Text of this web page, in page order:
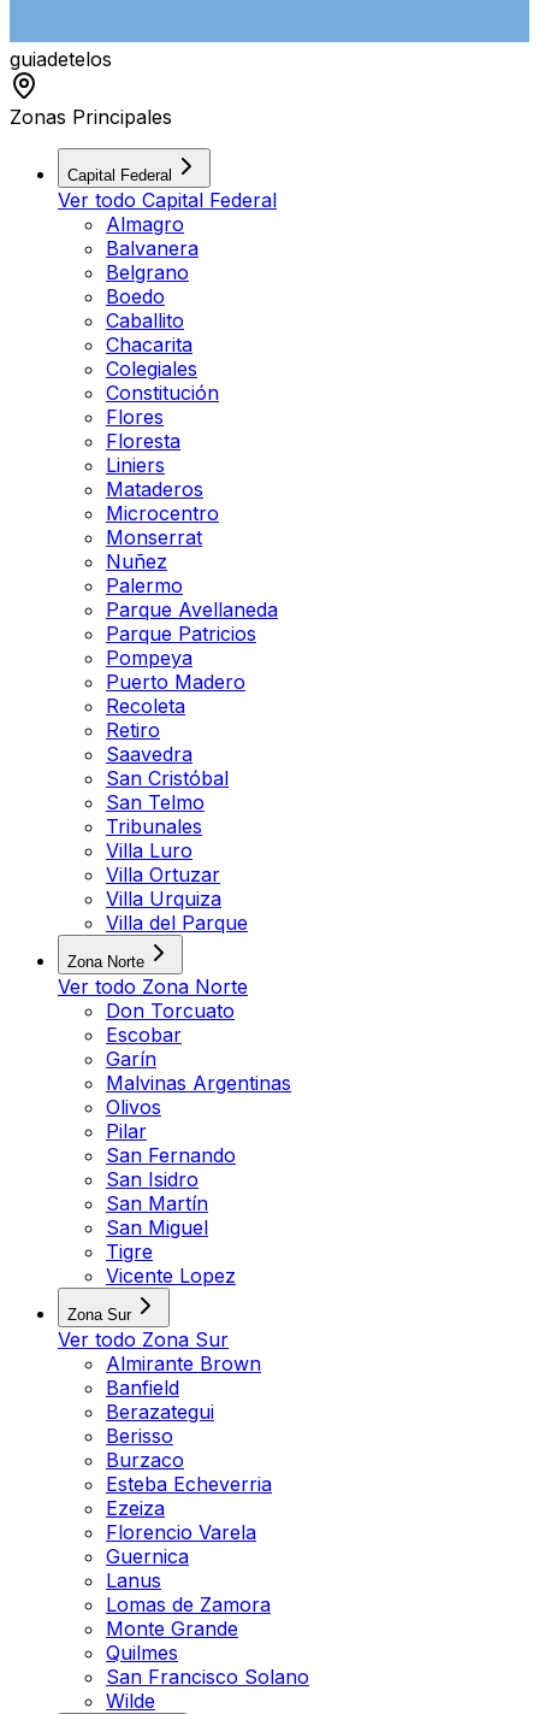
guiadetelos
Zonas Principales
Capital Federal
Ver todo Capital Federal
Almagro
Balvanera
Belgrano
Boedo
Caballito
Chacarita
Colegiales
Constitución
Flores
Floresta
Liniers
Mataderos
Microcentro
Monserrat
Nuñez
Palermo
Parque Avellaneda
Parque Patricios
Pompeya
Puerto Madero
Recoleta
Retiro
Saavedra
San Cristóbal
San Telmo
Tribunales
Villa Luro
Villa Ortuzar
Villa Urquiza
Villa del Parque
Zona Norte
Ver todo Zona Norte
Don Torcuato
Escobar
Garín
Malvinas Argentinas
Olivos
Pilar
San Fernando
San Isidro
San Martín
San Miguel
Tigre
Vicente Lopez
Zona Sur
Ver todo Zona Sur
Almirante Brown
Banfield
Berazategui
Berisso
Burzaco
Esteba Echeverria
Ezeiza
Florencio Varela
Guernica
Lanus
Lomas de Zamora
Monte Grande
Quilmes
San Francisco Solano
Wilde